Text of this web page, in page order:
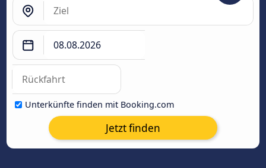
Unterkünfte finden mit Booking.com
Jetzt finden